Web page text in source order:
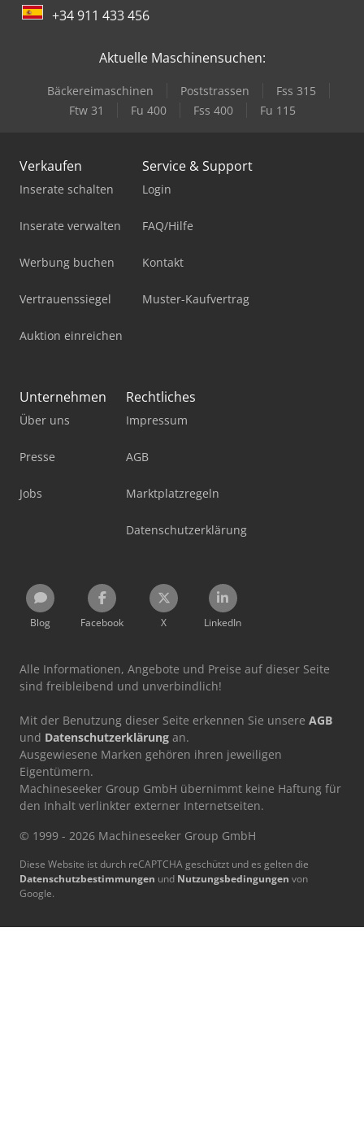
+34 911 433 456
Aktuelle Maschinensuchen:
Bäckereimaschinen Poststrassen
Fss 315
Ftw 31
Fu 400 Fss 400 Fu 115
Verkaufen
Inserate schalten
Inserate verwalten
Werbung buchen
Vertrauenssiegel
Auktion einreichen
Service & Support
Login
FAQ/Hilfe
Kontakt
Muster-Kaufvertrag
Unternehmen
Über uns
Presse
Jobs
Rechtliches
Impressum
AGB
Marktplatzregeln
Datenschutzerklärung
Blog Facebook X LinkedIn
Alle Informationen, Angebote und Preise auf dieser Seite
sind freibleibend und unverbindlich!
Mit der Benutzung dieser Seite erkennen Sie unsere AGB
und Datenschutzerklärung an.
Ausgewiesene Marken gehören ihren jeweiligen
Eigentümern.
Machineseeker Group GmbH übernimmt keine Haftung für
den Inhalt verlinkter externer Internetseiten.
© 1999 - 2026 Machineseeker Group GmbH
Diese Website ist durch reCAPTCHA geschützt und es gelten die
Datenschutzbestimmungen und Nutzungsbedingungen von
Google.